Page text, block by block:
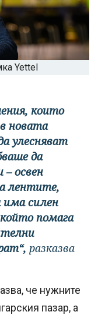
Yettel
които
новата
улесняват
да
освен
лентите,
има силен
помага
разказва
че нужните
пазар, а